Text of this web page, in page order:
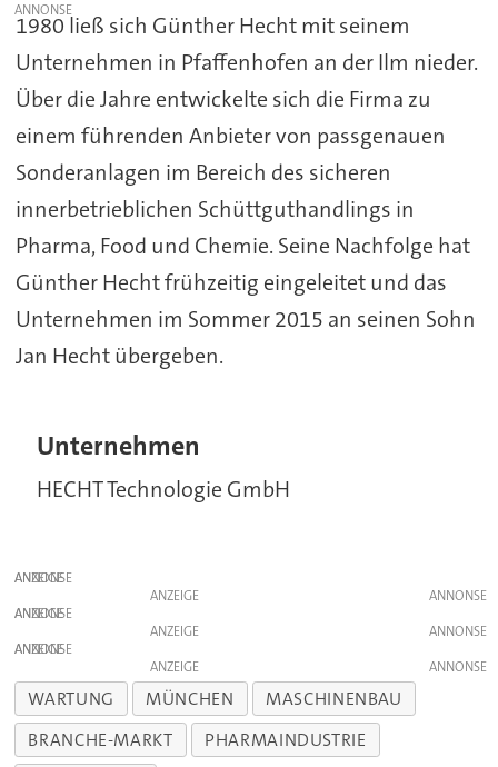
1980 ließ sich Günther Hecht mit seinem
Unternehmen in Pfaffenhofen an der Ilm nieder.
Über die Jahre entwickelte sich die Firma zu
einem führenden Anbieter von passgenauen
Sonderanlagen im Bereich des sicheren
innerbetrieblichen Schüttguthandlings in
Pharma, Food und Chemie. Seine Nachfolge hat
Günther Hecht frühzeitig eingeleitet und das
Unternehmen im Sommer 2015 an seinen Sohn
Jan Hecht übergeben.
Unternehmen
HECHT Technologie GmbH
ANZEIGE
ANZEIGE
ANZEIGE
ANZEIGE
ANZEIGE
ANZEIGE
WARTUNG MÜNCHEN
MASCHINENBAU
BRANCHE-MARKT
PHARMAINDUSTRIE